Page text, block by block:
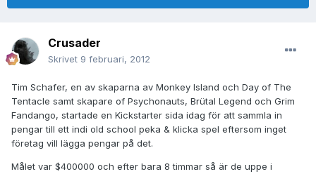
Crusader
Skrivet 9 februari, 2012
Tim Schafer, en av skaparna av Monkey Island och Day of The
Tentacle samt skapare of Psychonauts, Brütal Legend och Grim
Fandango, startade en Kickstarter sida idag för att sammla in
pengar till ett indi old school peka & klicka spel eftersom inget
företag vill lägga pengar på det.
Målet var $400000 och efter bara 8 timmar så är de uppe i